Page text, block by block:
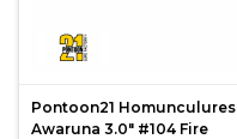
Copyright
Всички
Pontoon21 Homunculures
Awaruna 3.0″ #104 Fire